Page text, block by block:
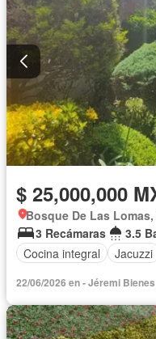
$ 25,000,000
Bosque De Las
3 Recámaras
3.5
Cocina integral
Jacuzzi
22/06/2026 en - Jéremi